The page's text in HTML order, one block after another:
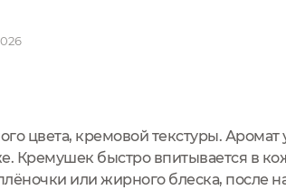
цвета, кремовой текстуры. Аромат
Кремушек быстро впитывается в
или жирного блеска, после